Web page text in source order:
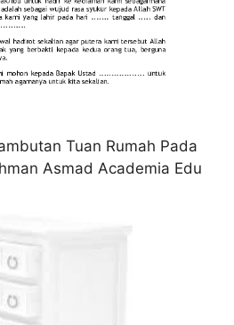
Tuan Rumah Pada
Asmad Academia Edu